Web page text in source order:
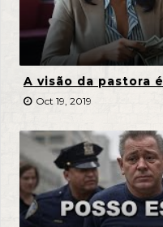
A visão da pastora
Oct 19, 2019